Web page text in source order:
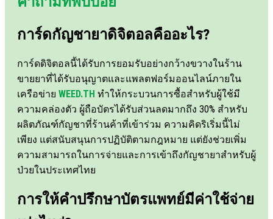
การ์ดกัญชายาดิจิตอลคืออะไร?
การ์ดดิจิตอลนี้ได้รับการยอมรับอย่างกว้างขวางในร้าน
ขายยาที่ได้รับอนุญาตและแพลตฟอร์มออนไลน์ภายใน
เครือข่าย WEED.TH ทำให้กระบวนการซื้อสำหรับผู้ใช้มี
ความคล่องตัว ผู้ถือบัตรได้รับส่วนลดมากถึง 30% สำหรับ
ผลิตภัณฑ์กัญชาที่ร้านค้าที่เข้าร่วม ความคิดริเริ่มนี้ไม่
เพียง แต่สนับสนุนการปฏิบัติตามกฎหมาย แต่ยังช่วยเพิ่ม
ความสามารถในการจ่ายและการเข้าถึงกัญชายาสำหรับผู้
ป่วยในประเทศไทย
การให้คำปรึกษาบัตรแพทย์มีค่าใช้จ่าย